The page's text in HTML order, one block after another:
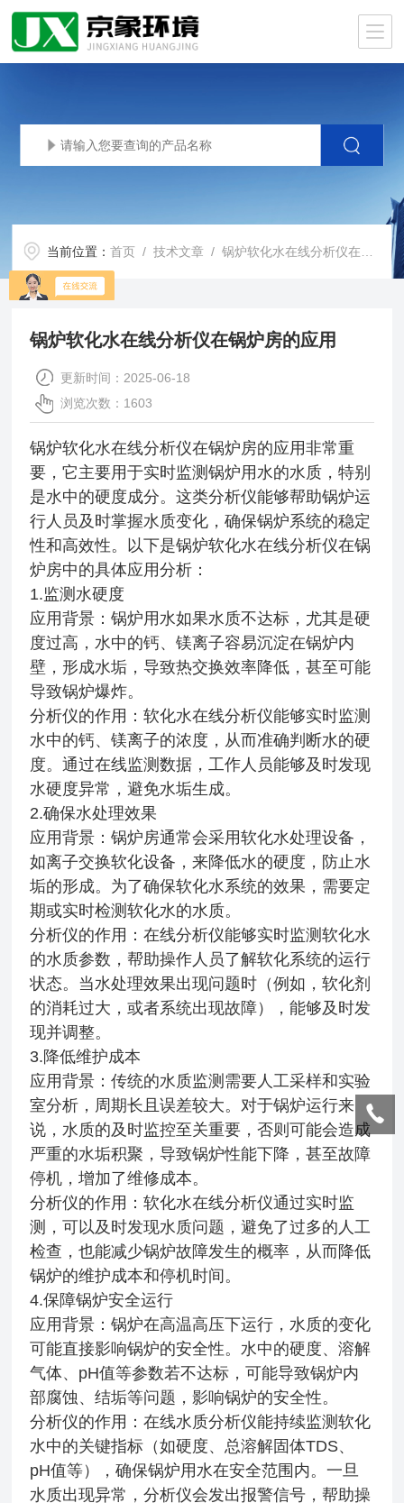
当前位置：首页 /技术文章 / 锅炉软化水在线分析仪在锅炉房的应用
锅炉软化水在线分析仪在锅炉房的应用
更新时间：2025-06-18
浏览次数：1603
锅炉软化水在线分析仪在锅炉房的应用非常重
要，它主要用于实时监测锅炉用水的水质，特别
是水中的硬度成分。这类分析仪能够帮助锅炉运
行人员及时掌握水质变化，确保锅炉系统的稳定
性和高效性。以下是锅炉软化水在线分析仪在锅
炉房中的具体应用分析：
1.监测水硬度
应用背景：锅炉用水如果水质不达标，尤其是硬
度过高，水中的钙、镁离子容易沉淀在锅炉内
壁，形成水垢，导致热交换效率降低，甚至可能
导致锅炉爆炸。
分析仪的作用：软化水在线分析仪能够实时监测
水中的钙、镁离子的浓度，从而准确判断水的硬
度。通过在线监测数据，工作人员能够及时发现
水硬度异常，避免水垢生成。
2.确保水处理效果
应用背景：锅炉房通常会采用软化水处理设备，
如离子交换软化设备，来降低水的硬度，防止水
垢的形成。为了确保软化水系统的效果，需要定
期或实时检测软化水的水质。
分析仪的作用：在线分析仪能够实时监测软化水
的水质参数，帮助操作人员了解软化系统的运行
状态。当水处理效果出现问题时（例如，软化剂
的消耗过大，或者系统出现故障），能够及时发
现并调整。
3.降低维护成本
应用背景：传统的水质监测需要人工采样和实验
室分析，周期长且误差较大。对于锅炉运行来
说，水质的及时监控至关重要，否则可能会造成
严重的水垢积聚，导致锅炉性能下降，甚至故障
停机，增加了维修成本。
分析仪的作用：软化水在线分析仪通过实时监
测，可以及时发现水质问题，避免了过多的人工
检查，也能减少锅炉故障发生的概率，从而降低
锅炉的维护成本和停机时间。
4.保障锅炉安全运行
应用背景：锅炉在高温高压下运行，水质的变化
可能直接影响锅炉的安全性。水中的硬度、溶解
气体、pH值等参数若不达标，可能导致锅炉内
部腐蚀、结垢等问题，影响锅炉的安全性。
分析仪的作用：在线水质分析仪能持续监测软化
水中的关键指标（如硬度、总溶解固体TDS、
pH值等），确保锅炉用水在安全范围内。一旦
水质出现异常，分析仪会发出报警信号，帮助操